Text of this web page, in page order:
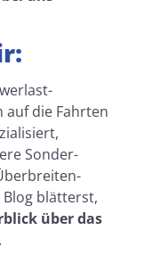
die Fahrten
Sonder-
blätterst,
über das
.